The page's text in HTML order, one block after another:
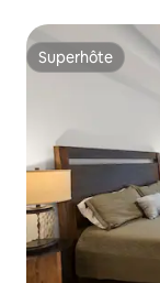
Superhôte
Superhôte